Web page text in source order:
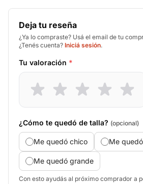
Deja tu reseña
¿Ya lo compraste? Usá el email de tu
¿Tenés cuenta? Iniciá sesión.
Tu valoración *
¿Cómo te quedó de talla? (opcional)
Me quedó chico Me
Me quedó grande
Con esto ayudás al próximo comprador a